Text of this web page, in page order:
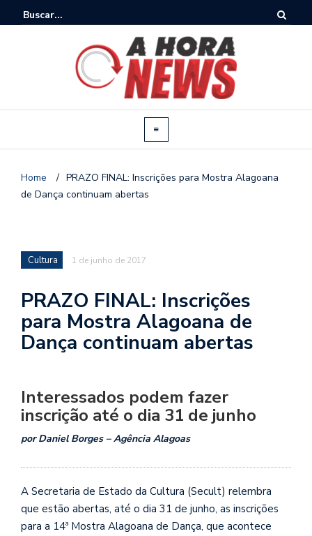
Home / PRAZO FINAL: Inscrições para Mostra Alagoana
de Dança continuam abertas
Cultura 1 de junho de 2017
PRAZO FINAL: Inscrições
para Mostra Alagoana de
Dança continuam abertas
Interessados podem fazer
inscrição até o dia 31 de junho
por Daniel Borges – Agência Alagoas
A Secretaria de Estado da Cultura (Secult) relembra
que estão abertas, até o dia 31 de junho, as inscrições
para a 14ª Mostra Alagoana de Dança, que acontece